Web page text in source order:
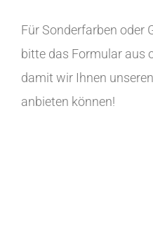
Für Sonderfarben oder
bitte das Formular aus
damit wir Ihnen
anbieten können!